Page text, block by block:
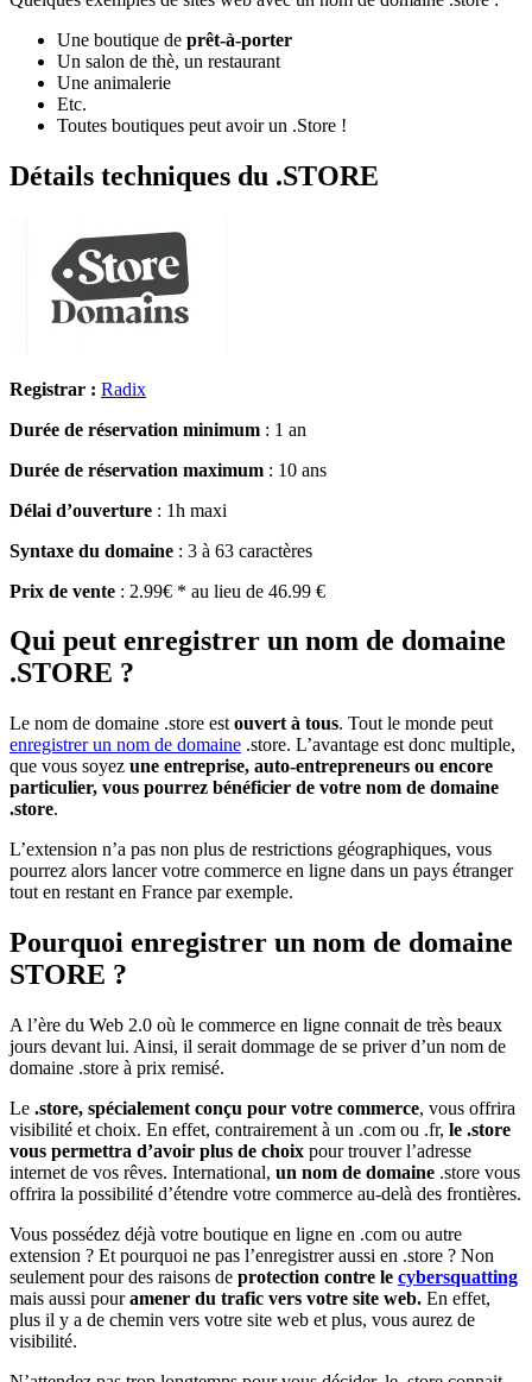
Une boutique de prêt-à-porter
Un salon de thè, un restaurant
Une animalerie
Etc.
Toutes boutiques peut avoir un .Store !
Détails techniques du .STORE
Registrar : Radix
Durée de réservation minimum : 1 an
Durée de réservation maximum : 10 ans
Délai d’ouverture : 1h maxi
Syntaxe du domaine : 3 à 63 caractères
Prix de vente : 2.99€ * au lieu de 46.99 €
Qui peut enregistrer un nom de domaine
.STORE ?
Le nom de domaine .store est ouvert à tous. Tout le monde peut
enregistrer un nom de domaine .store. L’avantage est donc multiple,
que vous soyez une entreprise, auto-entrepreneurs ou encore
particulier, vous pourrez bénéficier de votre nom de domaine
.store.
L’extension n’a pas non plus de restrictions géographiques, vous
pourrez alors lancer votre commerce en ligne dans un pays étranger
tout en restant en France par exemple.
Pourquoi enregistrer un nom de domaine
STORE ?
A l’ère du Web 2.0 où le commerce en ligne connait de très beaux
jours devant lui. Ainsi, il serait dommage de se priver d’un nom de
domaine .store à prix remisé.
Le .store, spécialement conçu pour votre commerce, vous offrira
visibilité et choix. En effet, contrairement à un .com ou .fr, le .store
vous permettra d’avoir plus de choix pour trouver l’adresse
internet de vos rêves. International, un nom de domaine .store vous
offrira la possibilité d’étendre votre commerce au-delà des frontières.
Vous possédez déjà votre boutique en ligne en .com ou autre
extension ? Et pourquoi ne pas l’enregistrer aussi en .store ? Non
seulement pour des raisons de protection contre le cybersquatting
mais aussi pouramener du trafic vers votre site web. En effet,
plus il y a de chemin vers votre site web et plus, vous aurez de
visibilité.